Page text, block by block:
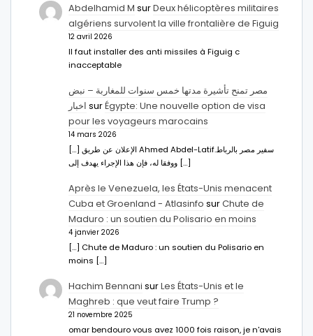
Abdelhamid M surDeux hélicoptères militaires
algériens survolent la ville frontalière de Figuig
12 avril 2026
Il faut installer des anti missiles à Figuig c
inacceptable
مصر تمنح تأشيرة مدتها خمس سنوات للمغاربة – نبض
اخبار surÉgypte: Une nouvelle option de visa
pour les voyageurs marocains
14 mars 2026
[…] الإعلان عن طريق Ahmed Abdel-Latifسفير مصر بالرباط.
ووفقا له، فإن هذا الإجراء يهدف إلى […]
Après le Venezuela, les États-Unis menacent
Cuba et Groenland - Atlasinfo surChute de
Maduro : un soutien du Polisario en moins
4 janvier 2026
[…] Chute de Maduro : un soutien du Polisario en
moins […]
Hachim Bennani surLes États-Unis et le
Maghreb : que veut faire Trump ?
21 novembre 2025
omar bendouro vous avez 1000 fois raison, je n'avais